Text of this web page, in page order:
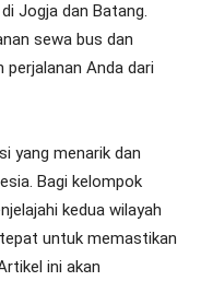
Jogja dan Batang.
sewa bus dan
Anda dari
yang menarik dan
Bagi kelompok
kedua wilayah
untuk memastikan
ini akan